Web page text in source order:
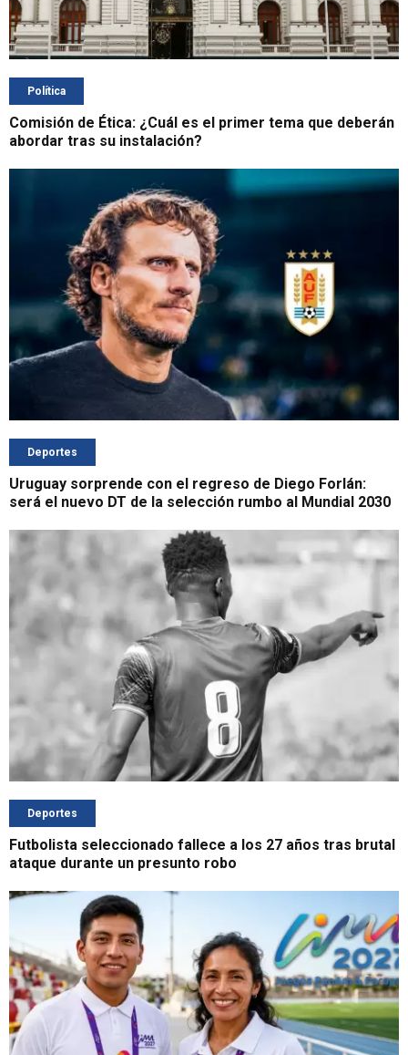
Política
Comisión de Ética: ¿Cuál es el primer tema que deberán
abordar tras su instalación?
Deportes
Uruguay sorprende con el regreso de Diego Forlán:
será el nuevo DT de la selección rumbo al Mundial 2030
Deportes
Futbolista seleccionado fallece a los 27 años tras brutal
ataque durante un presunto robo